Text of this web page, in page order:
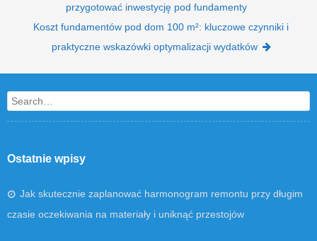
przygotować inwestycję pod fundamenty
Koszt fundamentów pod dom 100 m²: kluczowe czynniki i
praktyczne wskazówki optymalizacji wydatków
Search
Ostatnie wpisy
Jak skutecznie zaplanować harmonogram remontu przy długim
czasie oczekiwania na materiały i uniknąć przestojów